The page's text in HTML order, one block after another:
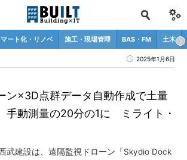
ート化・リノベ 施工・現場管理 BAS・FM 土木
2025年1月6日
ン×3D点群データ自動作成で土量
手動測量の20分の1に ミライト・
武建設は、遠隔監視ドローン「Skydio Dock